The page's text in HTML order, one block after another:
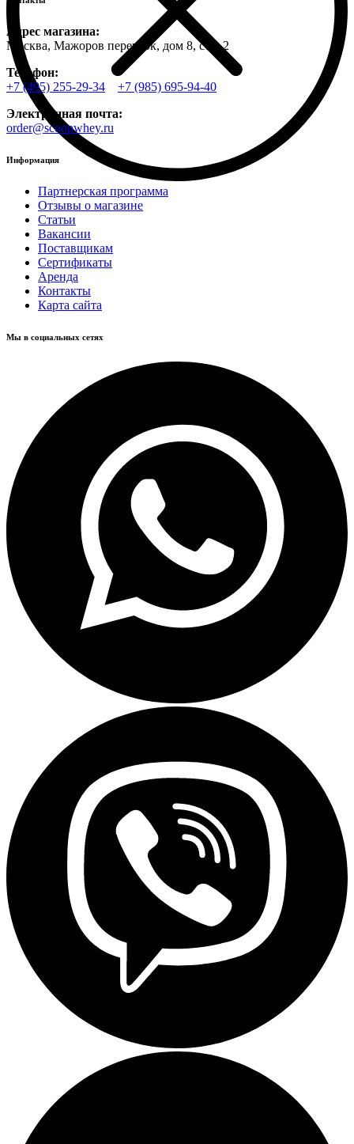
Адрес магазина:
Москва, Мажоров переулок, дом 8, стр. 2
Телефон:
+7 (495) 255-29-34
+7 (985) 695-94-40
Электронная почта:
order@scoopwhey.ru
Информация
Партнерская программа
Отзывы о магазине
Статьи
Вакансии
Поставщикам
Сертификаты
Аренда
Контакты
Карта сайта
Мы в социальных сетях